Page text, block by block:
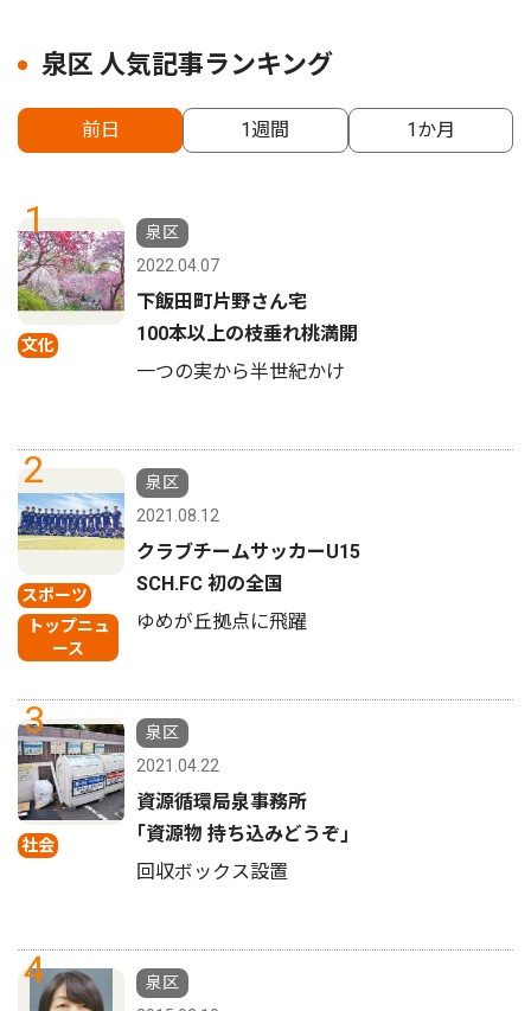
泉区 人気記事ランキング
前日 1週間 1か月
1
文化
泉区
2022.04.07
下飯田町片野さん宅
100本以上の枝垂れ桃満開
一つの実から半世紀かけ
2
スポーツ
トップニュ
ース
泉区
2021.08.12
クラブチームサッカーU15
SCH.FC 初の全国
ゆめが丘拠点に飛躍
3
社会
泉区
2021.04.22
資源循環局泉事務所
｢資源物 持ち込みどうぞ｣
回収ボックス設置
4
泉区